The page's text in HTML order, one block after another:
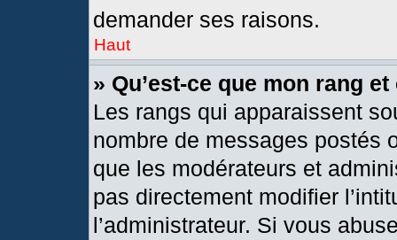
demander ses raisons.
Haut
» Qu’est-ce que mon rang
Les rangs qui apparaissent
nombre de messages postés
que les modérateurs et
pas directement modifier
l’administrateur. Si vous